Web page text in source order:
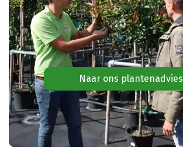
Naar ons plantenadvies